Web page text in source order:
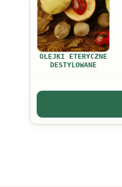
OLEJKI ETERYCZNE
DESTYLOWANE
ma
wiele
wariantów.
Opcje
na